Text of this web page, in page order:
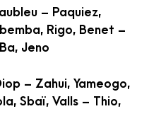
– Paquiez,
Rigo, Benet –
Jeno
– Zahui, Yameogo,
Sbaï, Valls – Thio,